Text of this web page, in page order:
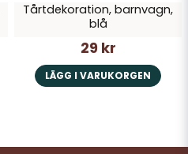
Tårtdekoration, barnvagn,
blå
29 kr
LÄGG I VARUKORGEN